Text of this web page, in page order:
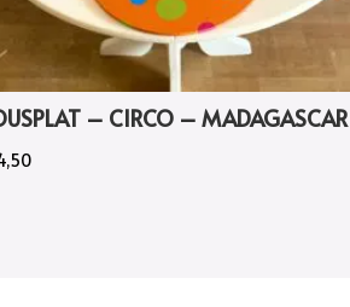
– CIRCO – MADAGASCAR